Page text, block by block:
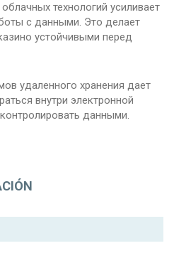
технологий усиливает
с данными. Это делает
устойчивыми перед
удаленного хранения дает
внутри электронной
данными.